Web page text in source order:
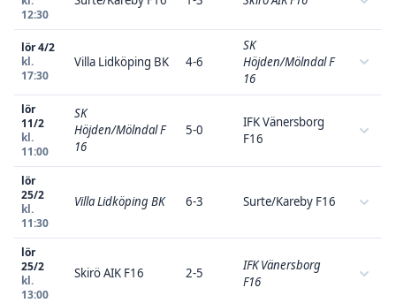
12:30
lör 4/2
kl.
17:30
Villa Lidköping BK 4-6
SK
Höjden/Mölndal F
16
lör
11/2
kl.
11:00
SK
Höjden/Mölndal F
16
5-0
IFK Vänersborg
F16
lör
25/2
kl.
11:30
Villa Lidköping BK 6-3 Surte/Kareby F16
lör
25/2
kl.
13:00
Skirö AIK F16 2-5
IFK Vänersborg
F16